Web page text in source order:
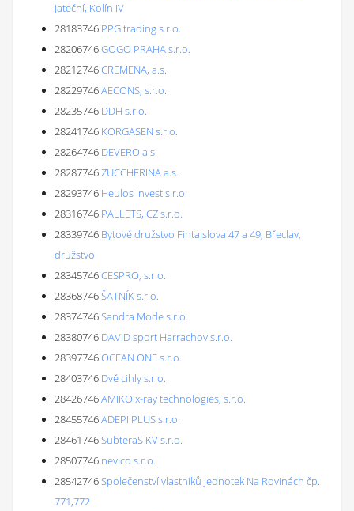
Jateční, Kolín IV
28183746 PPG trading s.r.o.
28206746GOGO PRAHA s.r.o.
28212746CREMENA, a.s.
28229746AECONS, s.r.o.
28235746 DDH s.r.o.
28241746 KORGASEN s.r.o.
28264746 DEVERO a.s.
28287746ZUCCHERINA a.s.
28293746 Heulos Invest s.r.o.
28316746 PALLETS, CZ s.r.o.
28339746 Bytové družstvo Fintajslova 47 a 49, Břeclav,
družstvo
28345746CESPRO, s.r.o.
28368746ŠATNÍK s.r.o.
28374746Sandra Mode s.r.o.
28380746 DAVID sport Harrachov s.r.o.
28397746OCEAN ONE s.r.o.
28403746 Dvě cihly s.r.o.
28426746AMIKO x-ray technologies, s.r.o.
28455746ADEPI PLUS s.r.o.
28461746SubteraS KV s.r.o.
28507746 nevico s.r.o.
28542746Společenství vlastníků jednotek Na Rovinách čp.
771,772